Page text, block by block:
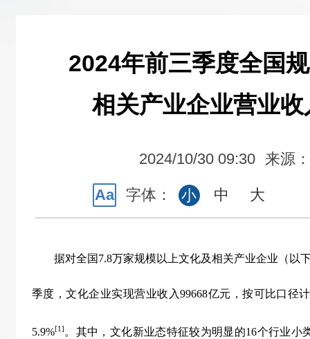
2024年前三季度全国
相关产业企业营业
2024/10/30 09:30 来源
Aa 字体： 小 中 大
据对全国7.8万家规模以上文化及相关产业企业（以
季度，文化企业实现营业收入99668亿元，按可比口径
5.9%[1] 。其中，文化新业态特征较为明显的16个行业小